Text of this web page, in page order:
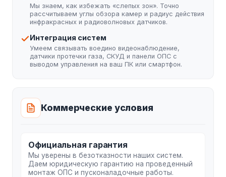
Мы знаем, как избежать «слепых зон». Точно
рассчитываем углы обзора камер и радиус действия
инфракрасных и радиоволновых датчиков.
Интеграция систем
Умеем связывать воедино видеонаблюдение,
датчики протечки газа, СКУД и панели ОПС с
выводом управления на ваш ПК или смартфон.
Коммерческие условия
Официальная гарантия
Мы уверены в безотказности наших систем.
Даем юридическую гарантию на проведенный
монтаж ОПС и пусконаладочные работы.